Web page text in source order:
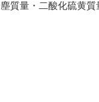
質量・二酸化硫黄質